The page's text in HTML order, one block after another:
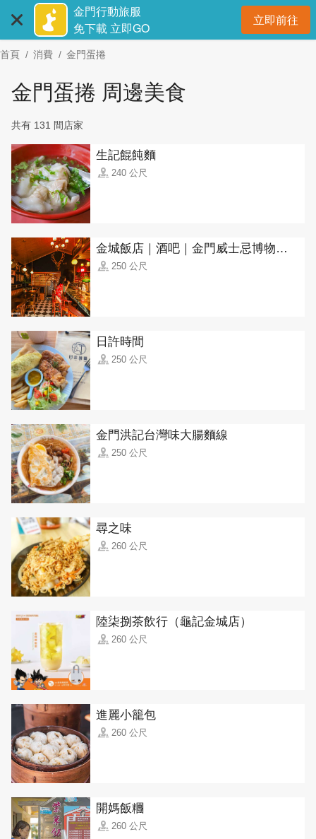
主
要
金門行動旅服
免下載 立即GO
立即前往開
首頁 消費 金門蛋捲
金門蛋捲 周邊美食
共有 131 間店家
生記餛飩麵
240 公尺
金城飯店｜酒吧｜金門威士忌博物館(Jincheng Hotel, Kinmen Whisky Museum)
250 公尺
日許時間
250 公尺
金門洪記台灣味大腸麵線
250 公尺
尋之味
260 公尺
陸柒捌茶飲行（龜記金城店）
260 公尺
進麗小籠包
260 公尺
開媽飯糰
260 公尺